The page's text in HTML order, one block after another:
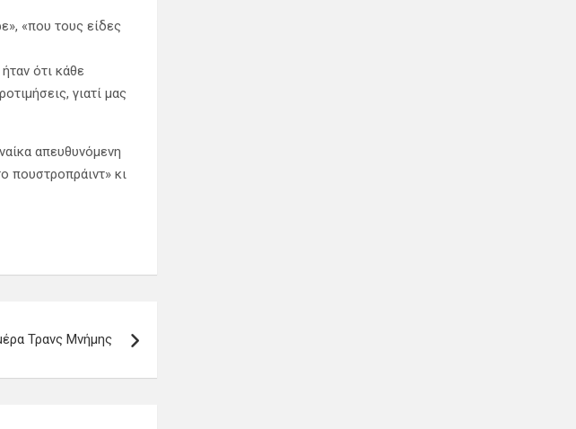
«που τους είδες
ότι κάθε
γιατί μας
απευθυνόμενη
πουστροπράιντ» κι
Τρανς Μνήμης